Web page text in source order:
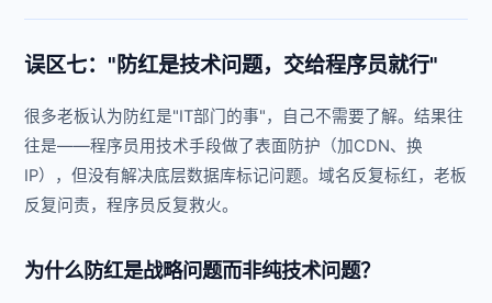
误区七："防红是技术问题，交给程序员就行"
很多老板认为防红是"IT部门的事"，自己不需要了解。结果往
往是——程序员用技术手段做了表面防护（加CDN、换
IP），但没有解决底层数据库标记问题。域名反复标红，老板
反复问责，程序员反复救火。
为什么防红是战略问题而非纯技术问题？